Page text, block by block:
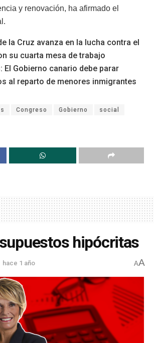
y renovación, ha afirmado el
la Cruz avanza en la lucha contra el
su cuarta mesa de trabajo
El Gobierno canario debe parar
al reparto de menores inmigrantes
Congreso Gobierno social
hipócritas
hace 1 año AA